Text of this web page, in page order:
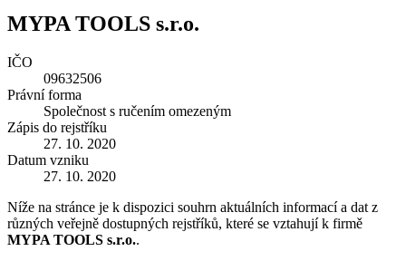
MYPA TOOLS s.r.o.
IČO
09632506
Právní forma
Společnost s ručením omezeným
Zápis do rejstříku
27. 10. 2020
Datum vzniku
27. 10. 2020
Níže na stránce je k dispozici souhrn aktuálních informací a dat z
různých veřejně dostupných rejstříků, které se vztahují k firmě
MYPA TOOLS s.r.o..